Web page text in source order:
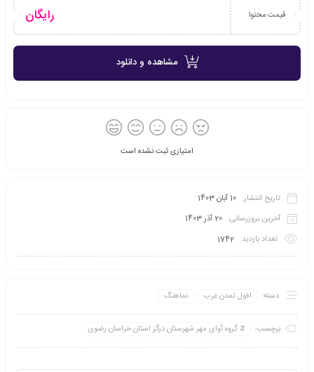
قیمت محتوا رایگان
مشاهده و دانلود
امتیازی ثبت نشده است
تاریخ انتشار: 10 آبان 1403
آخرین بروزرسانی: 20 آذر 1403
تعداد بازدید: 1742
دسته: افول تمدن غرب نماهنگ
برچسب: گروه آوای مهر شهرستان درگز استان خراسان رضوی